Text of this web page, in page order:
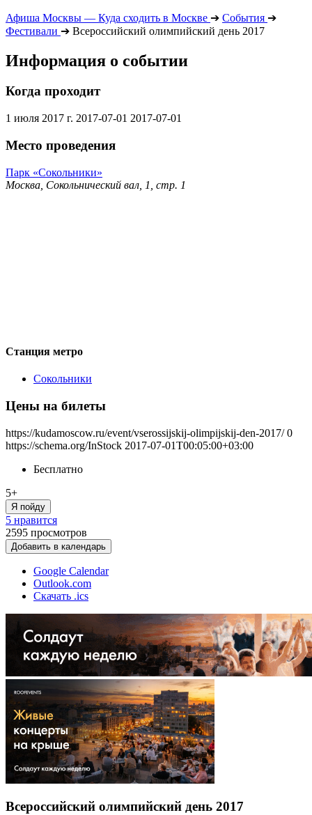
Афиша Москвы — Куда сходить в Москве ➔ События ➔
Фестивали ➔ Всероссийский олимпийский день 2017
Информация о событии
Когда проходит
1 июля 2017 г. 2017-07-01 2017-07-01
Место проведения
Парк «Сокольники»
Москва, Сокольнический вал, 1, стр. 1
Станция метро
Сокольники
Цены на билеты
https://kudamoscow.ru/event/vserossijskij-olimpijskij-den-2017/ 0
https://schema.org/InStock 2017-07-01T00:05:00+03:00
Бесплатно
5+
Я пойду
5 нравится
2595 просмотров
Добавить в календарь
Google Calendar
Outlook.com
Скачать .ics
Всероссийский олимпийский день 2017